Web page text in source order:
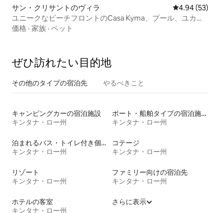
サン・クリサントのヴィラ レビュー53
4.94 (53)
ユニークなビーチフロントのCasa Kyma、プール、ユカタ
ン
価格 · 家族 · ペット
ぜひ訪⁠れ⁠た⁠い目⁠的⁠地
その他のタ⁠イ⁠プ⁠の宿⁠泊⁠先 やるべきこと
キャンピングカーの宿泊施設
キンタナ・ロー州
ボート・船舶タイプの宿泊施設
キンタナ・ロー州
泊まれるバス・トイレ付き個室
キンタナ・ロー州
コテージ
キンタナ・ロー州
リゾート
キンタナ・ロー州
ファミリー向けの宿泊先
キンタナ・ロー州
ホテルの客室
キンタナ・ロー州
さらに表示